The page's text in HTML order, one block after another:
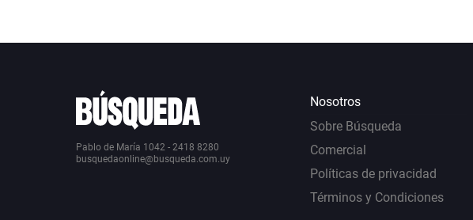
Pablo de María 1042 - 2418 8280
busquedaonline@busqueda.com.uy
Nosotros
Sobre Búsqueda
Comercial
Políticas de privacidad
Términos y Condiciones